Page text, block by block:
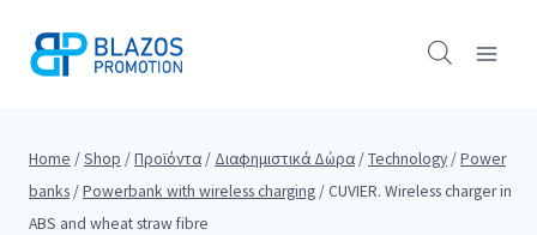
Home /Shop /Προϊόντα / Διαφημιστικά Δώρα /Technology /Power
banks /Powerbank with wireless charging /CUVIER. Wireless charger in
ABS and wheat straw fibre